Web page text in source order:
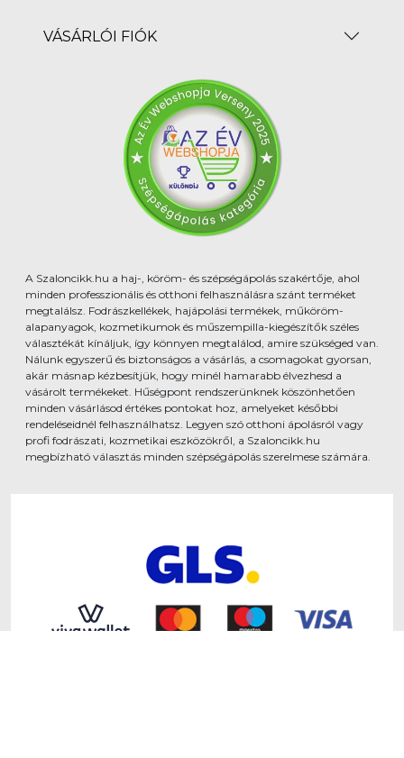
VÁSÁRLÓI FIÓK
A Szaloncikk.hu a haj-, köröm- és szépségápolás szakértője, ahol
minden professzionális és otthoni felhasználásra szánt terméket
megtalálsz. Fodrászkellékek, hajápolási termékek, műköröm-
alapanyagok, kozmetikumok és műszempilla-kiegészítők széles
választékát kínáljuk, így könnyen megtalálod, amire szükséged van.
Nálunk egyszerű és biztonságos a vásárlás, a csomagokat gyorsan,
akár másnap kézbesítjük, hogy minél hamarabb élvezhesd a
vásárolt termékeket. Hűségpont rendszerünknek köszönhetően
minden vásárlásod értékes pontokat hoz, amelyeket későbbi
rendeléseidnél felhasználhatsz. Legyen szó otthoni ápolásról vagy
profi fodrászati, kozmetikai eszközökről, a Szaloncikk.hu
megbízható választás minden szépségápolás szerelmese számára.